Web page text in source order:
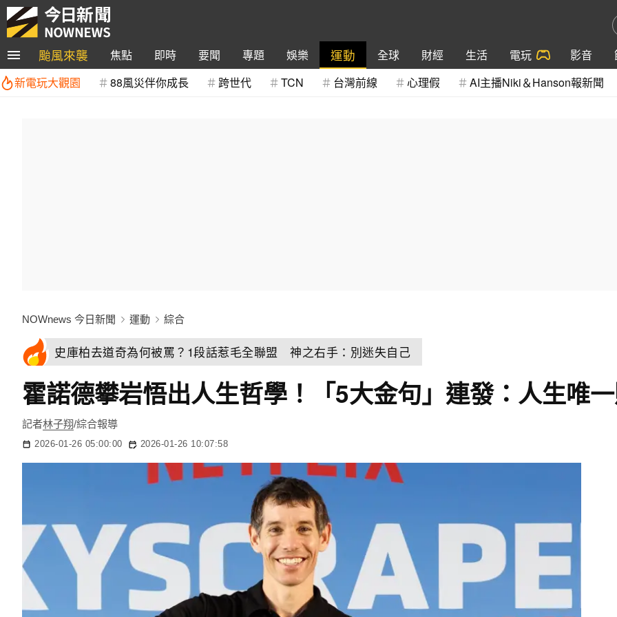
颱風來襲 焦點 即時 要聞 專題 娛樂 運動 全球 財經 生活 電玩 影音
新電玩大觀園
88風災伴你成長 跨世代 TCN 台灣前線 心理假 AI主播Niki＆Hanson報新聞
NOWnews 今日新聞 運動 綜合
史庫柏去道奇為何被罵？1段話惹毛全聯盟 神之右手：別迷失自己
霍諾德攀岩悟出人生哲學！「5大金句」連發：人生唯
記者林子翔/綜合報導
2026-01-26 05:00:00 2026-01-26 10:07:58